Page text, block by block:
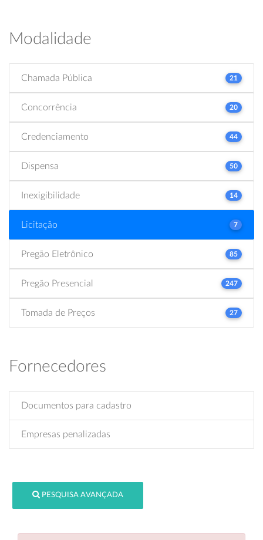
Modalidade
Chamada Pública 21
Concorrência 20
Credenciamento 44
Dispensa 50
Inexigibilidade 14
Licitação 7
Pregão Eletrônico 85
Pregão Presencial 247
Tomada de Preços 27
Fornecedores
Documentos para cadastro
Empresas penalizadas
PESQUISA AVANÇADA